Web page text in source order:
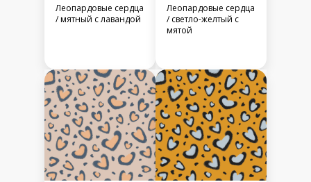
Леопардовые сердца
/ мятный с лавандой
Леопардовые сердца
/ светло-желтый с
мятой